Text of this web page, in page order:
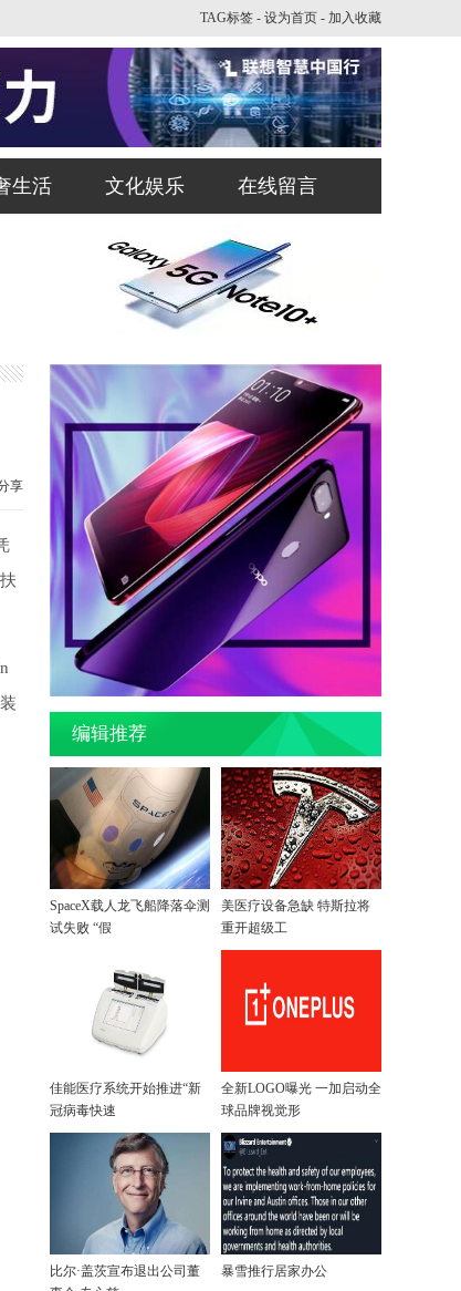
TAG标签 - 设为首页 - 加入收藏
生活 文化娱乐 在线留言
享
编辑推荐
SpaceX载人龙飞船降落伞测
试失败 “假
美医疗设备急缺 特斯拉将
重开超级工
佳能医疗系统开始推进“新
冠病毒快速
全新LOGO曝光 一加启动全
球品牌视觉形
比尔·盖茨宣布退出公司董
暴雪推行居家办公